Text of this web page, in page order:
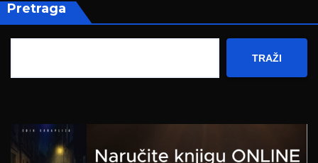
Pretraga
TRAŽI